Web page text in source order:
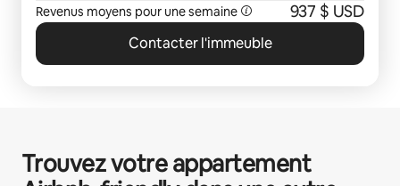
Revenus moyens pour une semaine 937 $ USD
Contacter l'immeuble
Trouvez votre appartement